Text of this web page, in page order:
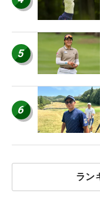
5
6
ラン